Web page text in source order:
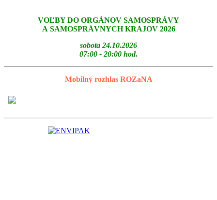
VOĽBY DO ORGÁNOV SAMOSPRÁVY
A SAMOSPRÁVNYCH KRAJOV 2026
sobota 24.10.2026
07:00 - 20:00 hod.
Mobilný rozhlas ROZaNA